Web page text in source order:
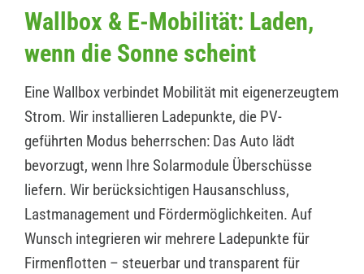
Wallbox & E-Mobilität: Laden,
wenn die Sonne scheint
Eine Wallbox verbindet Mobilität mit eigenerzeugtem
Strom. Wir installieren Ladepunkte, die PV-
geführten Modus beherrschen: Das Auto lädt
bevorzugt, wenn Ihre Solarmodule Überschüsse
liefern. Wir berücksichtigen Hausanschluss,
Lastmanagement und Fördermöglichkeiten. Auf
Wunsch integrieren wir mehrere Ladepunkte für
Firmenflotten – steuerbar und transparent für